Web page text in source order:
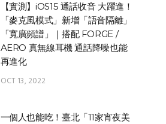
【實測】iOS15 通話收音 大躍進！
「麥克風模式」新增「語音隔離」
「寬廣頻譜」｜搭配 FORGE /
AERO 真無線耳機 通話降噪也能
再進化
OCT 13, 2022
一個人也能吃！臺北「11家宵夜美